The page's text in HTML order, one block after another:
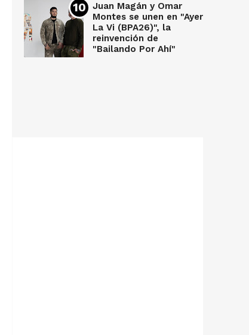
Juan Magán y Omar
Montes se unen en "Ayer
La Vi (BPA26)", la
reinvención de
"Bailando Por Ahí"